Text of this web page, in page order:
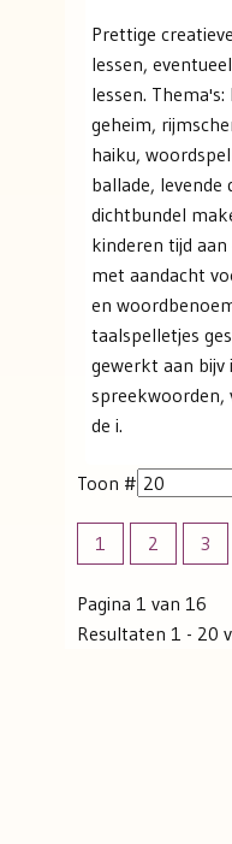
Prettige
lessen,
lessen.
geheim,
haiku,
ballade, levende
dichtbundel
kinderen tijd aan
met aandacht
en
taalspelletjes
gewerkt aan
de i.
Toon #
1 2 3
Pagina 1 van 16
Resultaten 1 - 20